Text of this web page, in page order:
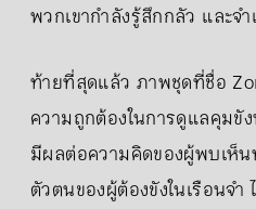
พวกเขากำลังรู้สึกกลัว และจ
ท้ายที่สุดแล้ว ภาพชุดที่ชื่อ
ความถูกต้องในการดูแลคุมขั
มีผลต่อความคิดของผู้พบเห็น
ตัวตนของผู้ต้องขังในเรือนจ